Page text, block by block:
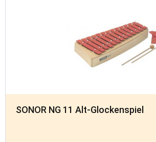
SONOR NG 11 Alt-Glockenspiel